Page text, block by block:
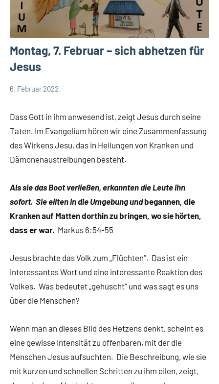
Montag, 7. Februar – sich abhetzen für
Jesus
6. Februar 2022
Dass Gott in ihm anwesend ist, zeigt Jesus durch seine
Taten. Im Evangelium hören wir eine Zusammenfassung
des Wirkens Jesu, das in Heilungen von Kranken und
Dämonenaustreibungen besteht.
Als sie das Boot verließen, erkannten die Leute ihn
sofort. Sie eilten in die Umgebung undbegannen, die
Kranken auf Matten dorthin zu bringen, wo sie hörten,
dass er war. Markus 6:54-55
Jesus brachte das Volk zum „Flüchten“. Das ist ein
interessantes Wort und eine interessante Reaktion des
Volkes. Was bedeutet „gehuscht“ und was sagt es uns
über die Menschen?
Wenn man an dieses Bild des Hetzens denkt, scheint es
eine gewisse Intensität zu offenbaren, mit der die
Menschen Jesus aufsuchten. Die Beschreibung, wie sie
mit kurzen und schnellen Schritten zu ihm eilen, zeigt,